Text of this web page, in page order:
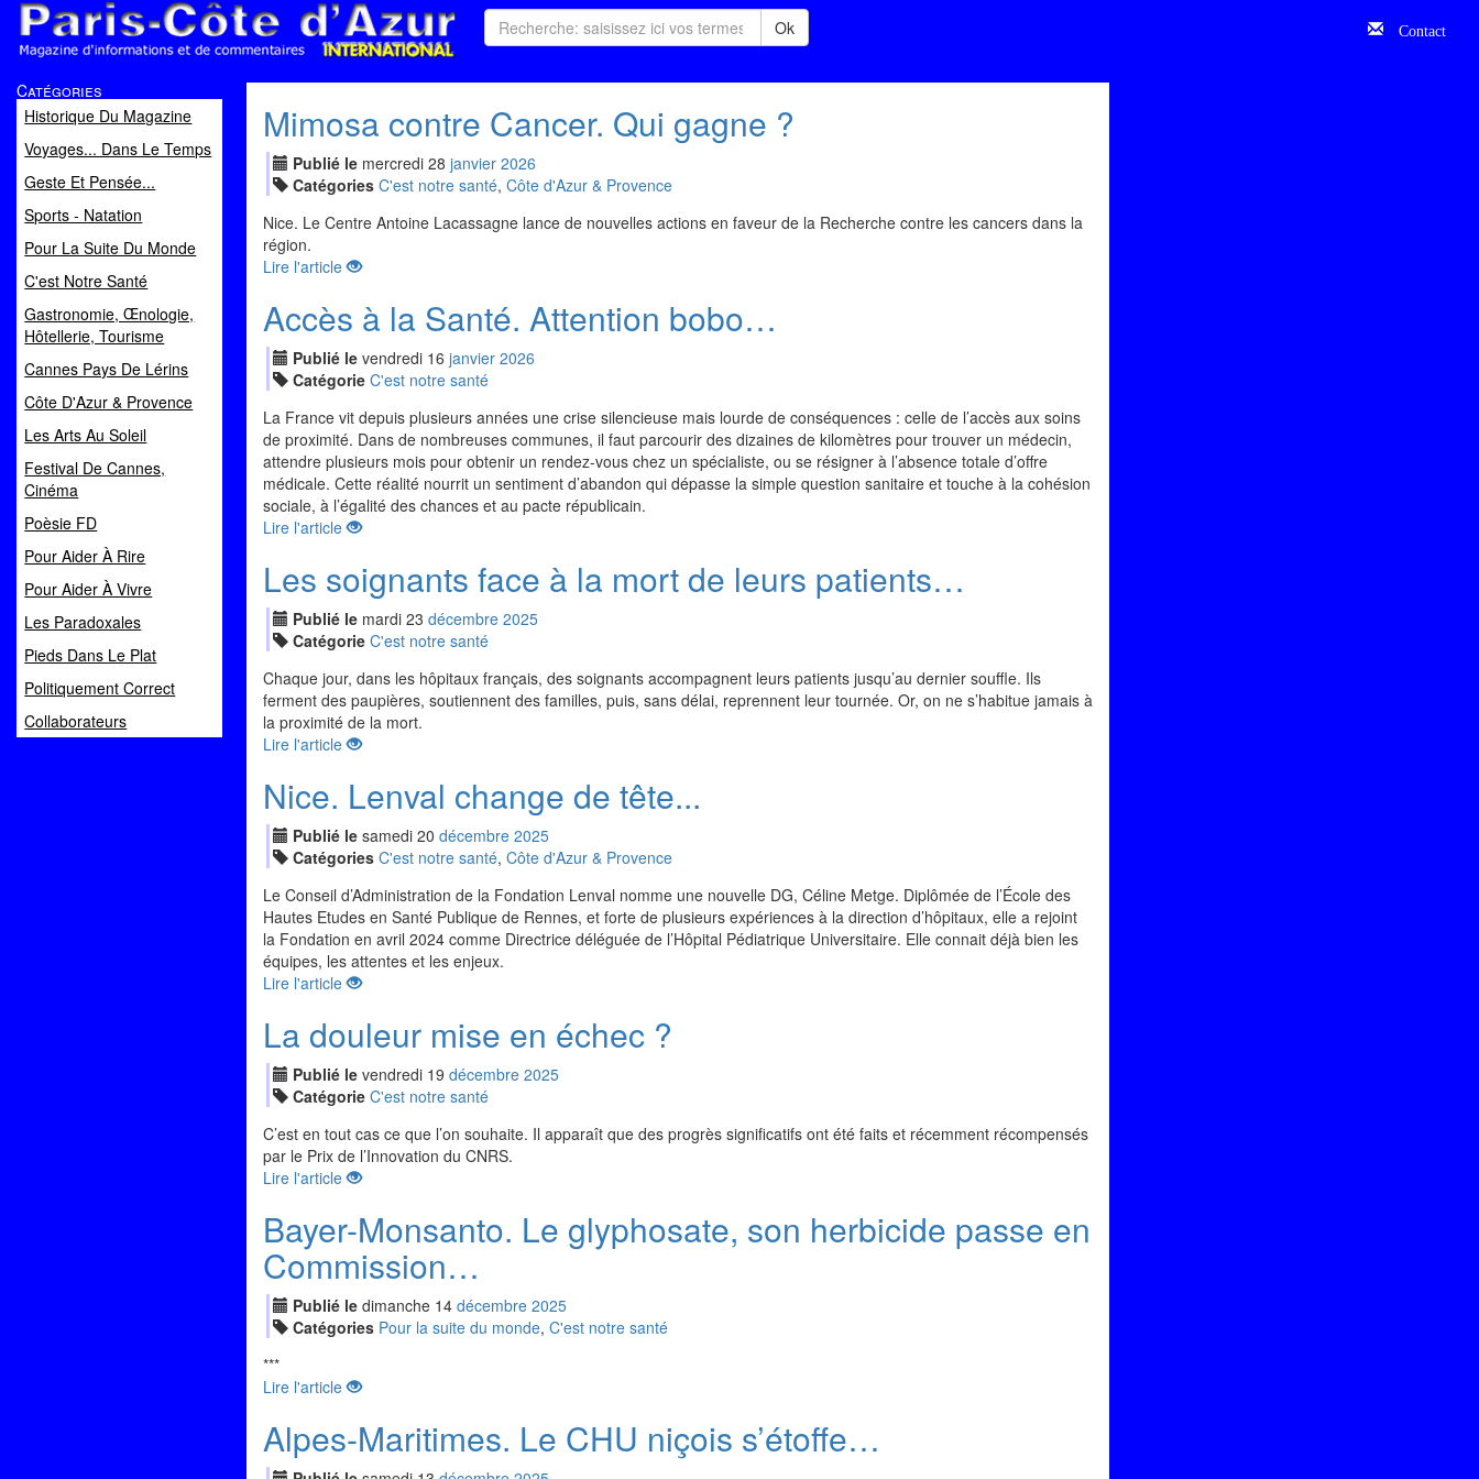
Magazine d'informations et de commentaires
Ok Contact
Catégories
Historique Du Magazine
Voyages... Dans Le Temps
Geste Et Pensée...
Sports - Natation
Pour La Suite Du Monde
C'est Notre Santé
Gastronomie, Œnologie,
Hôtellerie, Tourisme
Cannes Pays De Lérins
Côte D'Azur & Provence
Les Arts Au Soleil
Festival De Cannes,
Cinéma
Poèsie FD
Pour Aider À Rire
Pour Aider À Vivre
Les Paradoxales
Pieds Dans Le Plat
Politiquement Correct
Collaborateurs
Mimosa contre Cancer. Qui gagne ?
Publié le mercredi 28 janvier 2026
Catégories C'est notre santé, Côte d'Azur & Provence
Nice. Le Centre Antoine Lacassagne lance de nouvelles actions en faveur de la Recherche contre les cancers dans la
région.
Lire l'article
Accès à la Santé. Attention bobo…
Publié le vendredi 16 janvier 2026
Catégorie C'est notre santé
La France vit depuis plusieurs années une crise silencieuse mais lourde de conséquences : celle de l’accès aux soins
de proximité. Dans de nombreuses communes, il faut parcourir des dizaines de kilomètres pour trouver un médecin,
attendre plusieurs mois pour obtenir un rendez-vous chez un spécialiste, ou se résigner à l’absence totale d’offre
médicale. Cette réalité nourrit un sentiment d’abandon qui dépasse la simple question sanitaire et touche à la cohésion
sociale, à l’égalité des chances et au pacte républicain.
Lire l'article
Les soignants face à la mort de leurs patients…
Publié le mardi 23 décembre 2025
Catégorie C'est notre santé
Chaque jour, dans les hôpitaux français, des soignants accompagnent leurs patients jusqu’au dernier souffle. Ils
ferment des paupières, soutiennent des familles, puis, sans délai, reprennent leur tournée. Or, on ne s’habitue jamais à
la proximité de la mort.
Lire l'article
Nice. Lenval change de tête...
Publié le samedi 20 décembre 2025
Catégories C'est notre santé, Côte d'Azur & Provence
Le Conseil d’Administration de la Fondation Lenval nomme une nouvelle DG, Céline Metge. Diplômée de l’École des
Hautes Etudes en Santé Publique de Rennes, et forte de plusieurs expériences à la direction d’hôpitaux, elle a rejoint
la Fondation en avril 2024 comme Directrice déléguée de l’Hôpital Pédiatrique Universitaire. Elle connait déjà bien les
équipes, les attentes et les enjeux.
Lire l'article
La douleur mise en échec ?
Publié le vendredi 19 décembre 2025
Catégorie C'est notre santé
C’est en tout cas ce que l’on souhaite. Il apparaît que des progrès significatifs ont été faits et récemment récompensés
par le Prix de l’Innovation du CNRS.
Lire l'article
Bayer-Monsanto. Le glyphosate, son herbicide passe en
Commission…
Publié le dimanche 14 décembre 2025
Catégories Pour la suite du monde, C'est notre santé
***
Lire l'article
Alpes-Maritimes. Le CHU niçois s’étoffe…